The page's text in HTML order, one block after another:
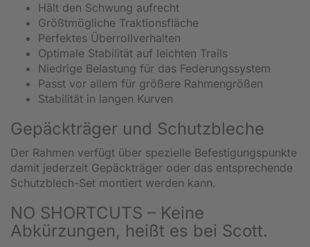
Hält den Schwung aufrecht
Größtmögliche Traktionsfläche
Perfektes Überrollverhalten
Optimale Stabilität auf leichten Trails
Niedrige Belastung für das Federungssystem
Passt vor allem für größere Rahmengrößen
Stabilität in langen Kurven
Gepäckträger und Schutzbleche
Der Rahmen verfügt über spezielle Befestigungspunkte
damit jederzeit Gepäckträger oder das entsprechende
Schutzblech-Set montiert werden kann.
NO SHORTCUTS – Keine
Abkürzungen, heißt es bei Scott.